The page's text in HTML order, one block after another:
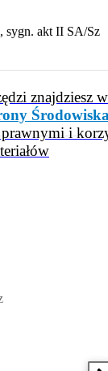
sygn. akt II SA/Sz
znajdziesz
i